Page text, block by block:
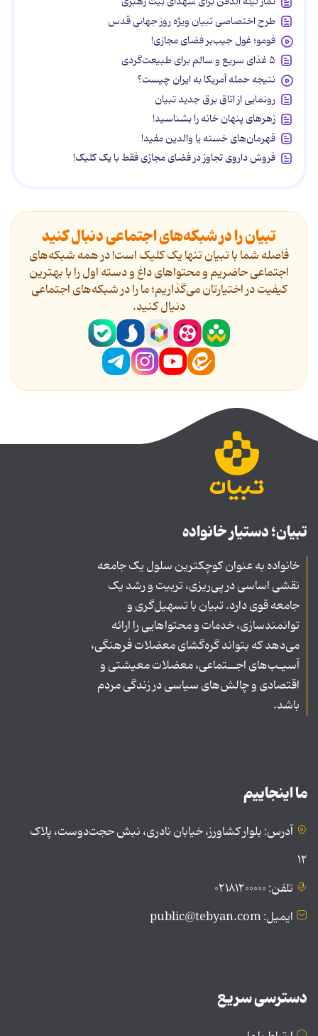
طرح اختصاصی تبیان ویژه روز جهانی قدس
فومو؛ غول جیب‌بر فضای مجازی!
۵ غذای سریع و سالم برای طبیعت‌گردی
نتیجه حمله آمریکا به ایران چیست؟
رونمایی از اتاق برق جدید تبیان
زهرهای پنهان خانه را بشناسید!
قهرمان‌های خسته یا والدین مفید!
فروش داروی تجاوز در فضای مجازی فقط با یک کلیک!
تبیان را در شبکه‌های اجتماعی دنبال کنید
فاصله شما با تبیان تنها یک کلیک است! در همه شبکه‌های
اجتماعی حاضریم و محتواهای داغ و دسته اول را با بهترین
کیفیت در اختیارتان می‌گذاریم؛ ما را در شبکه‌های اجتماعی
دنیال کنید.
تبیان؛ دستیار خانواده
خانواده به عنوان کوچکترین سلول یک جامعه
نقشی اساسی در پی‌ریزی، تربیت و رشد یک
جامعه قوی دارد. تبیان با تسهیل‌گری و
توانمندسازی، خدمات و محتواهایی را ارائه
می‌دهد که بتواند گره‌گشای معضلات فرهنگی،
آسیـب‌های اجــتماعی، معضلات معیشتی و
اقتصادی و چالش‌های سیاسی در زندگی مردم
باشد.
ما اینجاییم
آدرس: بلوار کشاورز، خیابان نادری، نبش حجت‌دوست، پلاک
۱۲
تلفن: ۰۲۱۸۱۲۰۰۰۰۰
ایمیل: public@tebyan.com
دسترسی سریع